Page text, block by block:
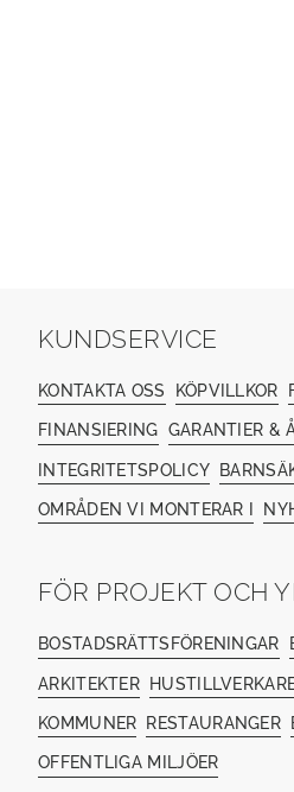
KUNDSERVICE
KONTAKTA OSS KÖPVILLKOR
FINANSIERING GARANTIER &
INTEGRITETSPOLICY
OMRÅDEN VI MONTERAR I
FÖR PROJEKT OCH
BOSTADSRÄTTSFÖRENINGAR
ARKITEKTER
KOMMUNER RESTAURANGER
OFFENTLIGA MILJÖER